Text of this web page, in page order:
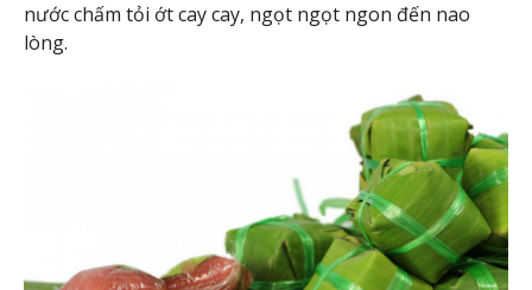
nước chấm tỏi ớt cay cay, ngọt ngọt ngon đến nao
lòng.